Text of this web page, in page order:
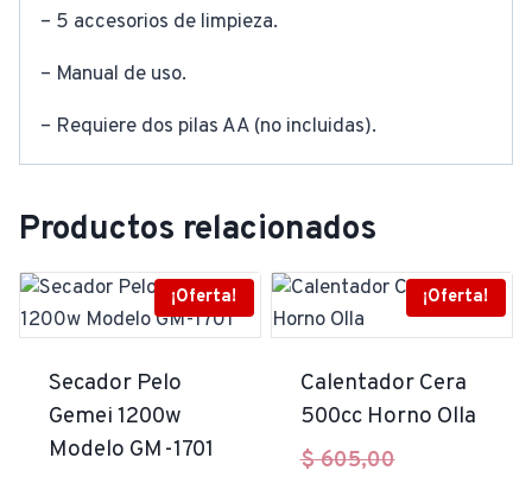
– 5 accesorios de limpieza.
– Manual de uso.
– Requiere dos pilas AA (no incluidas).
Productos relacionados
¡Oferta!
Secador Pelo
Gemei 1200w
Modelo GM-1701
¡Oferta!
Calentador Cera
500cc Horno Olla
$605,00El